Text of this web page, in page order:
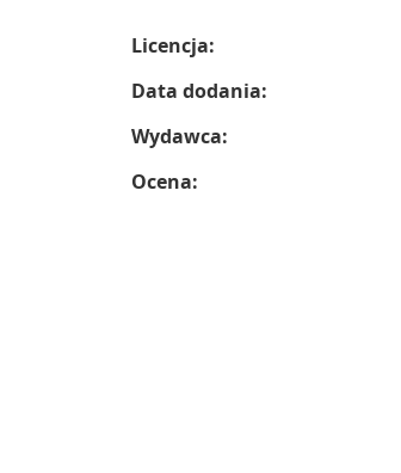
Licencja:
Data dodania:
Wydawca:
Ocena: